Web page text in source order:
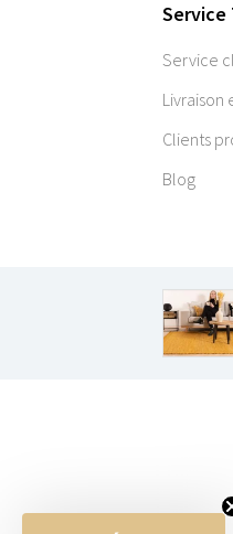
Service
Service
Livraison
Clients
Blog